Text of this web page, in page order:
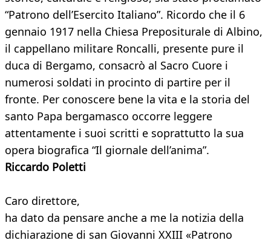
“Patrono dell’Esercito Italiano”. Ricordo che il 6
gennaio 1917 nella Chiesa Prepositurale di Albino,
il cappellano militare Roncalli, presente pure il
duca di Bergamo, consacrò al Sacro Cuore i
numerosi soldati in procinto di partire per il
fronte. Per conoscere bene la vita e la storia del
santo Papa bergamasco occorre leggere
attentamente i suoi scritti e soprattutto la sua
opera biografica “Il giornale dell’anima”.
Riccardo Poletti
Caro direttore,
ha dato da pensare anche a me la notizia della
dichiarazione di san Giovanni XXIII «Patrono